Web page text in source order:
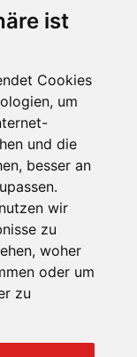
ist
Cookies
um
und die
besser an
wir
zu
woher
oder um
zu